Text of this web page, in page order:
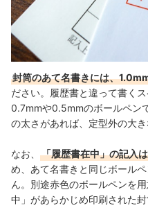
封筒のあて名書きには、
ださい。履歴書と違って書く
0.7mmや0.5mmのボールペン
の太さがあれば、定型外の大
なお、 「履歴書在中」の記入
め、あて名書きと同じボール
ん。別途赤色のボールペンを
中」があらかじめ印刷された封